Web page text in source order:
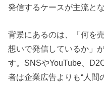
発信するケースが主流と
背景にあるのは、「何を
想いで発信しているか」
す。SNSやYouTube、
者は企業広告よりも“人間